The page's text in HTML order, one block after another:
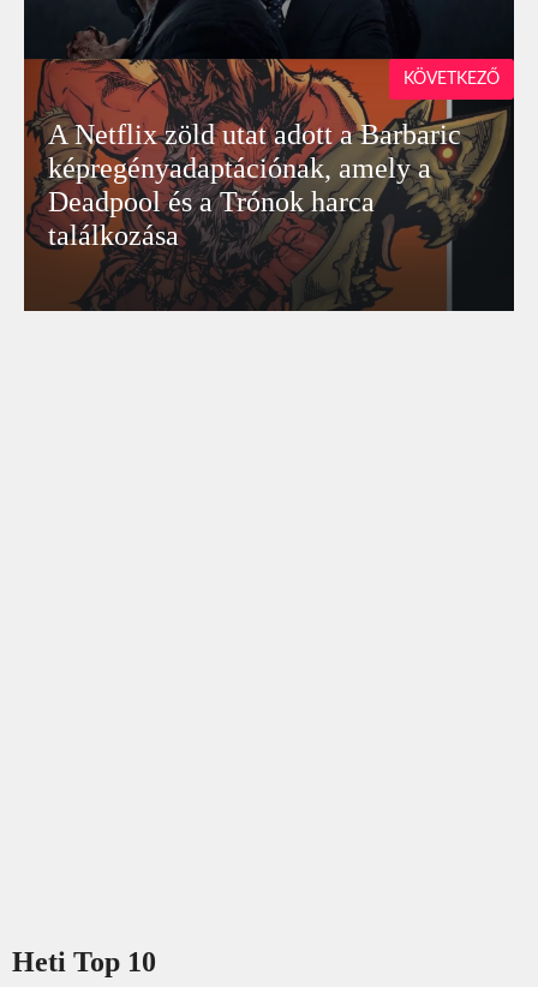
A Netflix zöld utat adott a Barbaric
képregényadaptációnak, amely a
Deadpool és a Trónok harca
találkozása
KÖVETKEZŐ
Heti Top 10